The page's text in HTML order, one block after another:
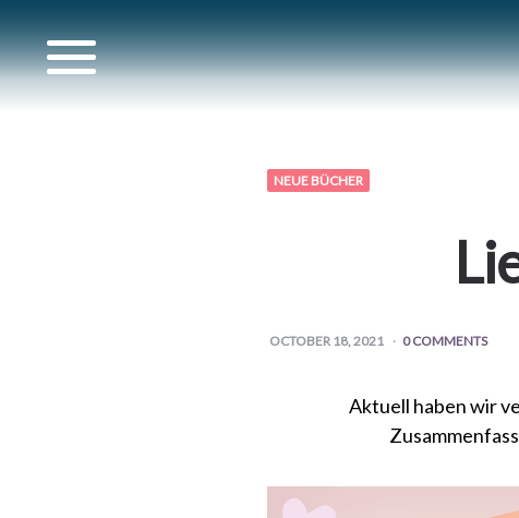
NEUE BÜCHER
OCTOBER 18, 2021 0 COMMENTS
Aktuell haben wir